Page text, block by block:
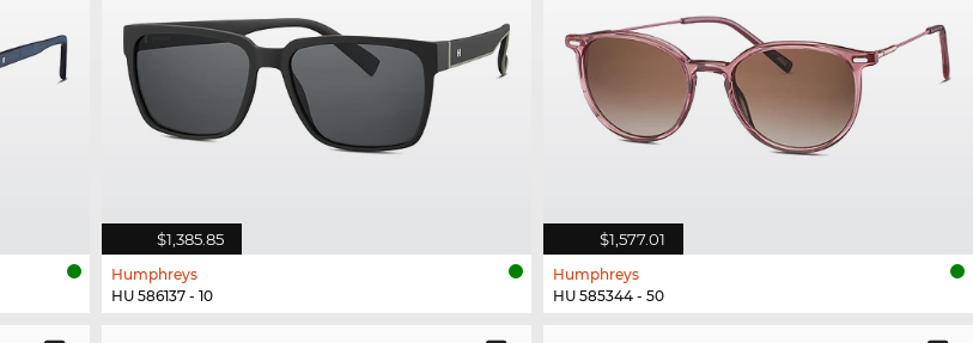
$1,385.85
Humphreys
HU 586137 - 10
$1,577.01
Humphreys
HU 585344 - 50